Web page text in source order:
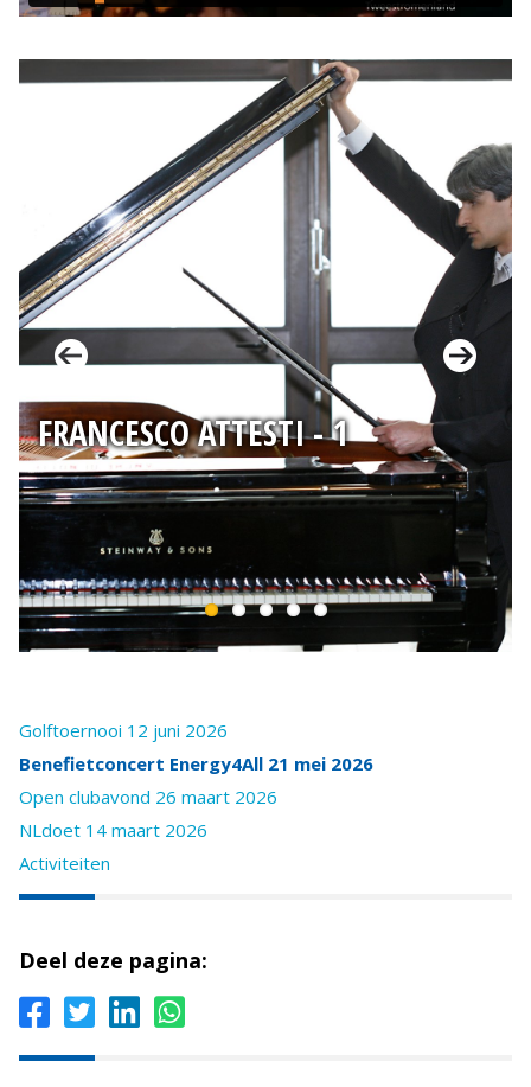
FRANCESCO ATTESTI - 1
Golftoernooi 12 juni 2026
Benefietconcert Energy4All 21 mei 2026
Open clubavond 26 maart 2026
NLdoet 14 maart 2026
Activiteiten
Deel deze pagina: